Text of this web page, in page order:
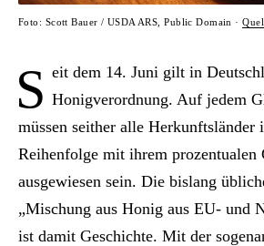
Foto: Scott Bauer / USDA ARS, Public Domain ·
S eit dem 14. Juni gilt in
Honigverordnung. Auf jedem
müssen seither alle Herkunftsländer
Reihenfolge mit ihrem prozentualen
ausgewiesen sein. Die bislang
„Mischung aus Honig aus EU- und
ist damit Geschichte. Mit der